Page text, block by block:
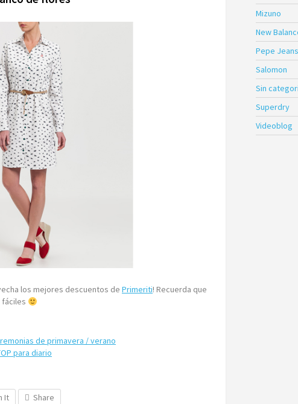
los mejores descuentos de Primeriti! Recuerda que
fáciles
de primavera / verano
para diario
It Share
Mizuno
New
Pepe Jeans
Salomon
Sin
Superdry
Videoblog